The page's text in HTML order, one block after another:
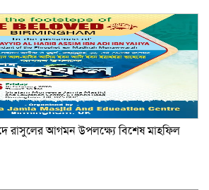
রাসুলের আগমন উপলক্ষ্যে বিশেষ মাহফিল